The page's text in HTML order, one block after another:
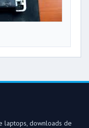
laptops, downloads de